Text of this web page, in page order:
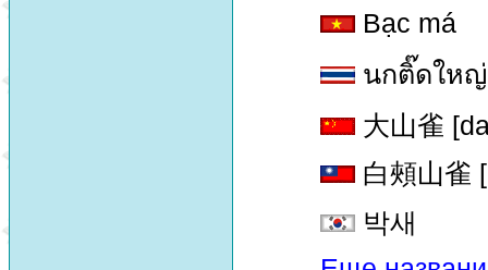
Bạc má
นกติ๊ดใหญ่
大山雀
白頰山雀
박새